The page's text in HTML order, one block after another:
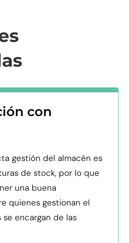
con
gestión del almacén es
de stock, por lo que
una buena
quienes gestionan el
encargan de las